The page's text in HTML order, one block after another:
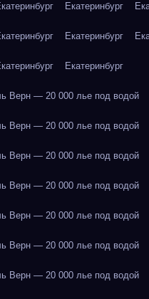
Екатеринбург
Екатеринбург
Екатеринбург
Верн — 20 000 лье под водой
Верн — 20 000 лье под водой
Верн — 20 000 лье под водой
Верн — 20 000 лье под водой
Верн — 20 000 лье под водой
Верн — 20 000 лье под водой
Верн — 20 000 лье под водой